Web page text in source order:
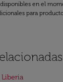
en el
para